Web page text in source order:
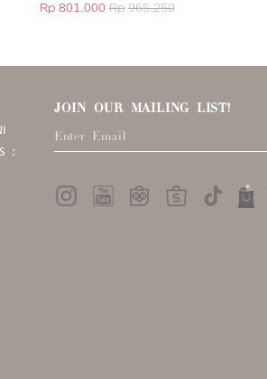
Rp 801.000 Rp 965.250
:
JOIN OUR MAILING LIST!